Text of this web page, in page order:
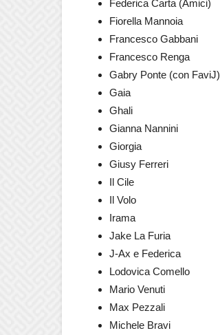
Federica Carta (Amici)
Fiorella Mannoia
Francesco Gabbani
Francesco Renga
Gabry Ponte (con FaviJ)
Gaia
Ghali
Gianna Nannini
Giorgia
Giusy Ferreri
Il Cile
Il Volo
Irama
Jake La Furia
J-Ax e Federica
Lodovica Comello
Mario Venuti
Max Pezzali
Michele Bravi